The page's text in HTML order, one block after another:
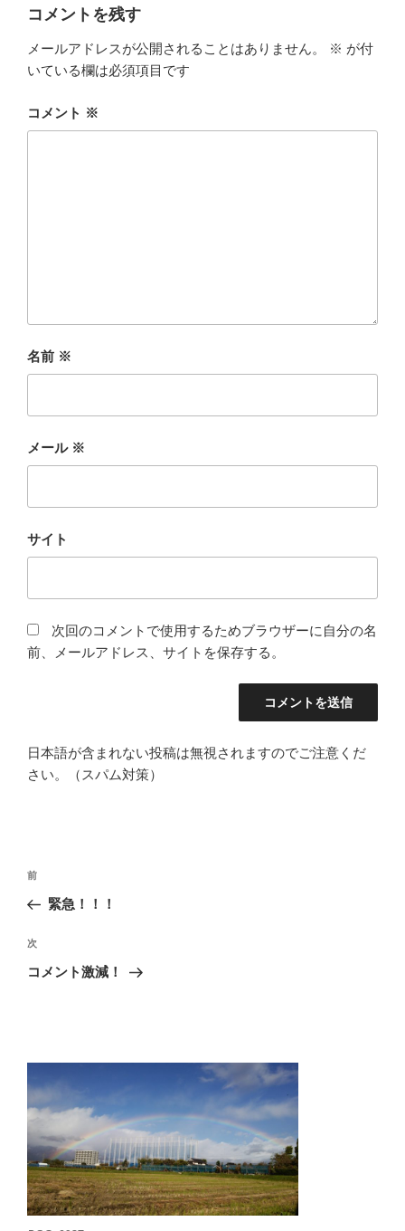
コメントを残す
メールアドレスが公開されることはありません。 ※ が付
いている欄は必須項目です
コメント ※
名前 ※
メール ※
サイト
次回のコメントで使用するためブラウザーに自分の名
前、メールアドレス、サイトを保存する。
日本語が含まれない投稿は無視されますのでご注意くだ
さい。（スパム対策）
投
ナ
ビ
ゲ
ン
前
の
稿
前
緊急！！！
次
の
次
コメント激減！